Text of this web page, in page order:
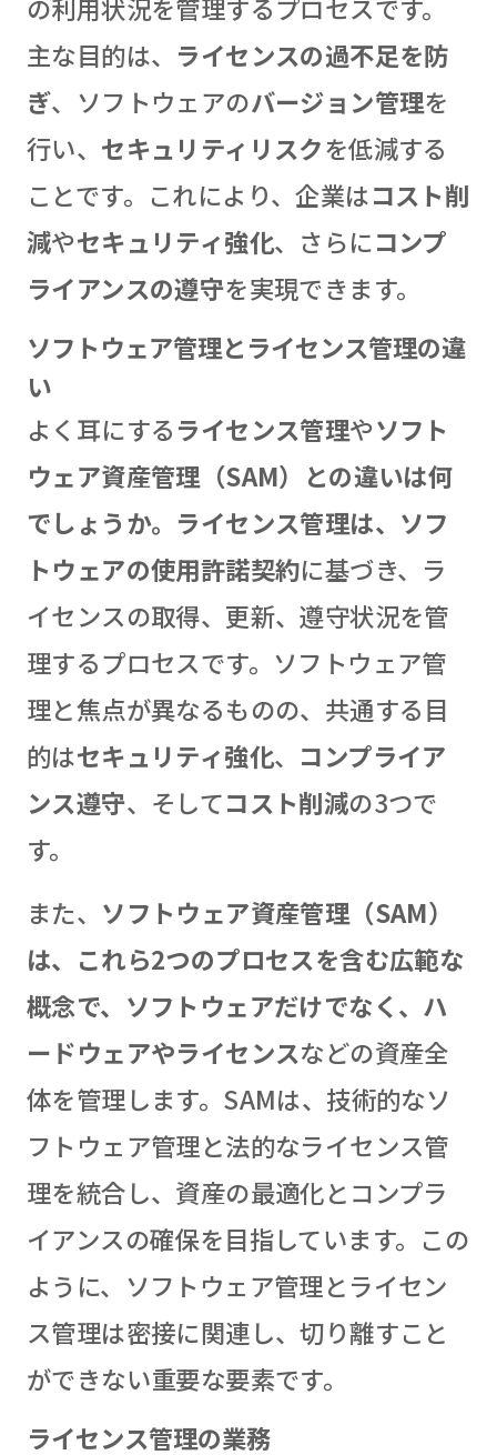
の利用状況を管理するプロセスです。
主な目的は、 ライセンスの過不足を防
ぎ、ソフトウェアのバージョン管理を
行い、 セキュリティリスクを低減する
ことです。これにより、企業はコスト削
減やセキュリティ強化、さらにコンプ
ライアンスの遵守を実現できます。
ソフトウェア管理とライセンス管理の違
い
よく耳にするライセンス管理やソフト
ウェア資産管理（SAM）との違いは何
でしょうか。ライセンス管理は、ソフ
トウェアの使用許諾契約に基づき、ラ
イセンスの取得、更新、遵守状況を管
理するプロセスです。ソフトウェア管
理と焦点が異なるものの、共通する目
的はセキュリティ強化、 コンプライア
ンス遵守、そしてコスト削減の3つで
す。
また、 ソフトウェア資産管理（SAM）
は、これら2つのプロセスを含む広範な
概念で、ソフトウェアだけでなく、ハ
ードウェアやライセンスなどの資産全
体を管理します。SAMは、技術的なソ
フトウェア管理と法的なライセンス管
理を統合し、資産の最適化とコンプラ
イアンスの確保を目指しています。この
ように、ソフトウェア管理とライセン
ス管理は密接に関連し、切り離すこと
ができない重要な要素です。
ライセンス管理の業務